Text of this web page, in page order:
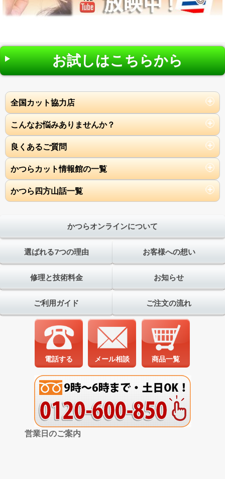
お試しはこちらから
全国カット協力店
こんなお悩みありませんか？
良くあるご質問
かつらカット情報館の一覧
かつら四方山話一覧
かつらオンラインについて
選ばれる7つの理由 お客様への想い
修理と技術料金 お知らせ
ご利用ガイド ご注文の流れ
電話する メール相談 商品一覧
営業日のご案内